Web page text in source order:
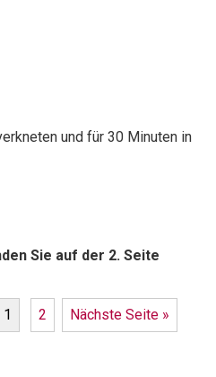
und für 30 Minuten in
Sie auf der 2. Seite
1 2 Nächste Seite »